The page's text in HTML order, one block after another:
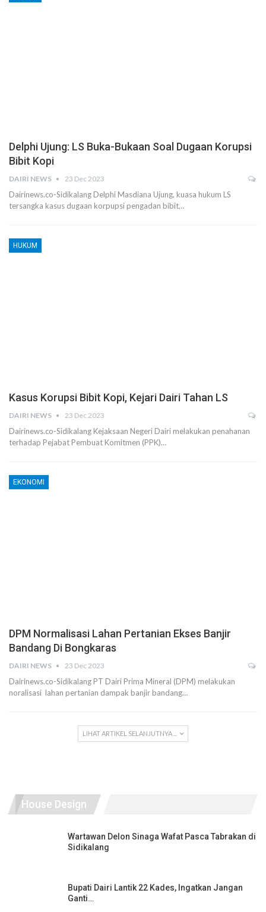
Delphi Ujung: LS Buka-Bukaan Soal Dugaan Korupsi
Bibit Kopi
DAIRI NEWS 23 Dec 2023
Dairinews.co-Sidikalang Delphi Masdiana Ujung, kuasa hukum LS
tersangka kasus dugaan korpupsi pengadan bibit…
HUKUM
Kasus Korupsi Bibit Kopi, Kejari Dairi Tahan LS
DAIRI NEWS 23 Dec 2023
Dairinews.co-Sidikalang Kejaksaan Negeri Dairi melakukan penahanan
terhadap Pejabat Pembuat Komitmen (PPK)…
EKONOMI
DPM Normalisasi Lahan Pertanian Ekses Banjir
Bandang Di Bongkaras
DAIRI NEWS 23 Dec 2023
Dairinews.co-Sidikalang PT Dairi Prima Mineral (DPM) melakukan
noralisasi lahan pertanian dampak banjir bandang…
LIHAT ARTIKEL SELANJUTNYA ...
House Design
Wartawan Delon Sinaga Wafat Pasca Tabrakan di
Sidikalang
Bupati Dairi Lantik 22 Kades, Ingatkan Jangan
Ganti…